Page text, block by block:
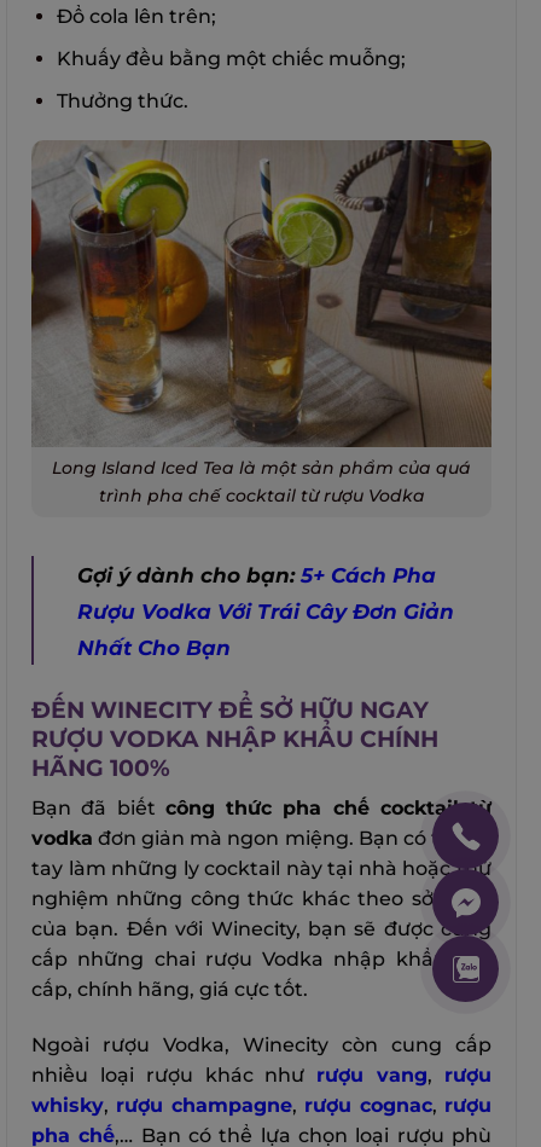
Đổ cola lên trên;
Khuấy đều bằng một chiếc muỗng;
Thưởng thức.
Long Island Iced Tea là một sản phẩm của quá
trình pha chế cocktail từ rượu Vodka
Gợi ý dành cho bạn:5+ Cách Pha
Rượu Vodka Với Trái Cây Đơn Giản
Nhất Cho Bạn
ĐẾN WINECITY ĐỂ SỞ HỮU NGAY
RƯỢU VODKA NHẬP KHẨU CHÍNH
HÃNG 100%
Bạn đã biết công thức pha chế cocktail từ
vodka đơn giản mà ngon miệng. Bạn có thể tự
tay làm những ly cocktail này tại nhà hoặc thử
nghiệm những công thức khác theo sở thích
của bạn. Đến với Winecity, bạn sẽ được cung
cấp những chai rượu Vodka nhập khẩu cao
cấp, chính hãng, giá cực tốt.
Ngoài rượu Vodka, Winecity còn cung cấp
nhiều loại rượu khác như rượu vang, rượu
whisky, rượu champagne, rượu cognac, rượu
pha chế,… Bạn có thể lựa chọn loại rượu phù